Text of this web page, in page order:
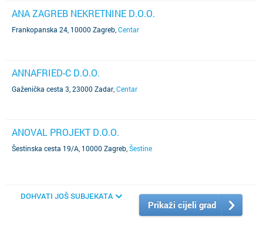
ANA ZAGREB NEKRETNINE D.O.O.
Frankopanska 24, 10000 Zagreb Centar
ANNAFRIED-C D.O.O.
Gaženička cesta 3, 23000 Zadar Centar
ANOVAL PROJEKT D.O.O.
Šestinska cesta 19/A, 10000 Zagreb Šestine
DOHVATI JOŠ SUBJEKATA
Prikaži cijeli grad